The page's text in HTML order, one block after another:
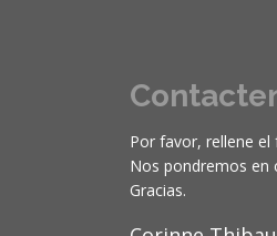
Por favor, rellene el
Nos pondremos en
Gracias.